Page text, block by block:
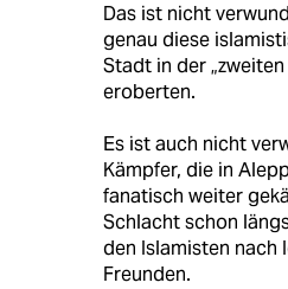
Das ist nicht
genau diese
Stadt in der
eroberten.
Es ist auch nicht
Kämpfer, die in
fanatisch weiter
Schlacht schon
den Islamisten nach
Freunden.